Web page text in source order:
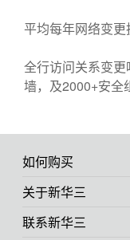
平均每年网络变更
全行访问关系变
墙，及2000+安全
如何购买
关于新华三
联系新华三